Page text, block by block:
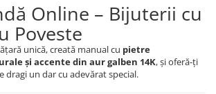
Online – Bijuterii cu
Poveste
unică, creată manual cu pietre
și accente din aur galben 14K, și oferă-ți
dragi un dar cu adevărat special.